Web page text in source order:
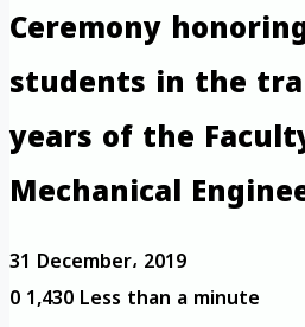
Ceremony
students in the
years of the
Mechanical
31 December، 2019
01,430Less than a minute